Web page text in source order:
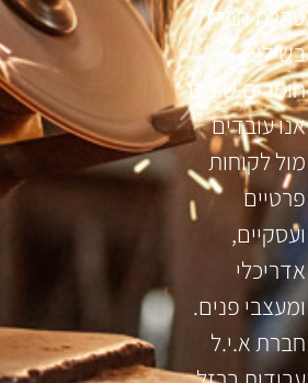
טהרת הברזל
בשילוב
חומרים שונים
אנו עובדים
מול לקוחות
פרטיים
ועסקיים,
אדריכלי
ומעצבי פנים.
חברת א.י.ל